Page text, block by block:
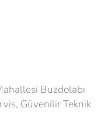
Buzdolabı
Güvenilir Teknik